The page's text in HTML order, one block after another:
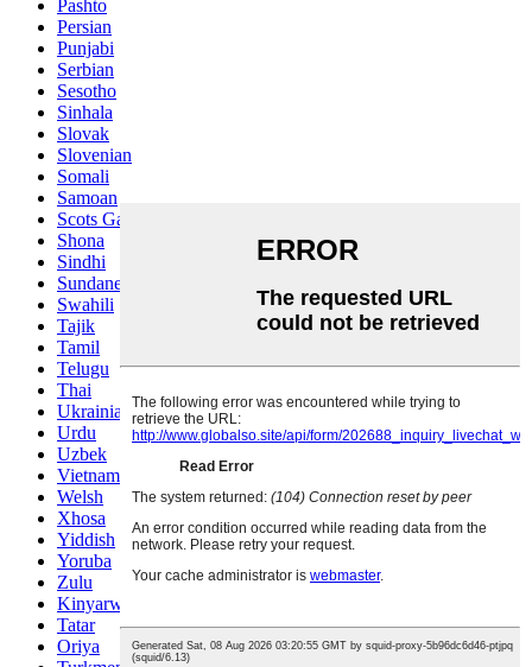
Pashto
Persian
Punjabi
Serbian
Sesotho
Sinhala
Slovak
Slovenian
Somali
Samoan
Scots Gaelic
Shona
Sindhi
Sundanese
Swahili
Tajik
Tamil
Telugu
Thai
Ukrainian
Urdu
Uzbek
Vietnamese
Welsh
Xhosa
Yiddish
Yoruba
Zulu
Kinyarwanda
Tatar
Oriya